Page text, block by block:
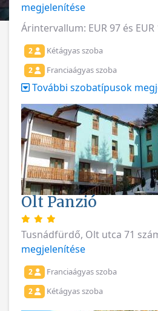
megjelenítése
Árintervallum: EUR 97 és
2 Kétágyas szoba
2 Franciaágyas szoba
További szobatípusok
Olt Panzió
Tusnádfürdő, Olt utca 71
megjelenítése
2 Franciaágyas szoba
2 Kétágyas szoba